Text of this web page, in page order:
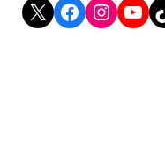
X Facebook Instagram YouTube TikTok